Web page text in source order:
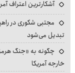
آشکارترین اعتراف
مجتبی شکوری در
تبدیل می‌شود
چگونه به «جنگ
خارجه آمریکا